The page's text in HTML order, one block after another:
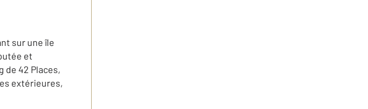
sur une île
et
de 42 Places,
extérieures,